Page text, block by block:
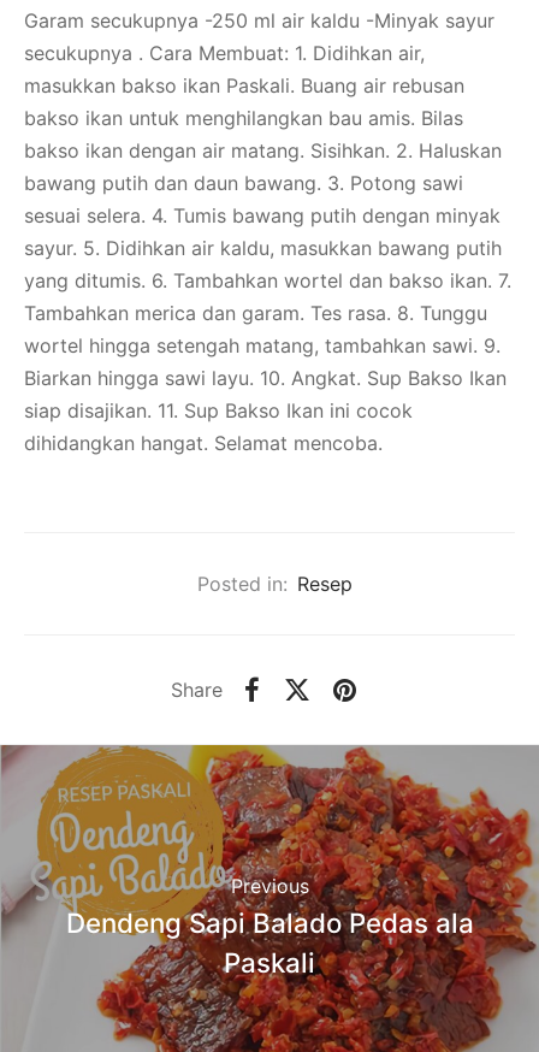
Garam secukupnya -250 ml air kaldu -Minyak sayur
secukupnya . Cara Membuat: 1. Didihkan air,
masukkan bakso ikan Paskali. Buang air rebusan
bakso ikan untuk menghilangkan bau amis. Bilas
bakso ikan dengan air matang. Sisihkan. 2. Haluskan
bawang putih dan daun bawang. 3. Potong sawi
sesuai selera. 4. Tumis bawang putih dengan minyak
sayur. 5. Didihkan air kaldu, masukkan bawang putih
yang ditumis. 6. Tambahkan wortel dan bakso ikan. 7.
Tambahkan merica dan garam. Tes rasa. 8. Tunggu
wortel hingga setengah matang, tambahkan sawi. 9.
Biarkan hingga sawi layu. 10. Angkat. Sup Bakso Ikan
siap disajikan. 11. Sup Bakso Ikan ini cocok
dihidangkan hangat. Selamat mencoba.
Posted in: Resep
Share
Previous
Dendeng Sapi Balado Pedas ala
Paskali